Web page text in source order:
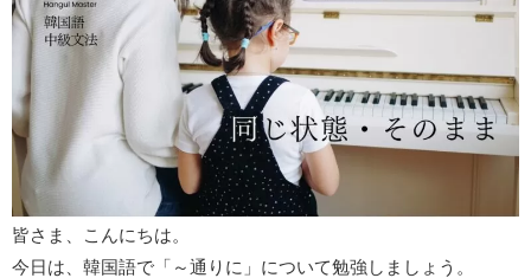
皆さま、こんにちは。
今日は、韓国語で「～通りに」について勉強しましょう。